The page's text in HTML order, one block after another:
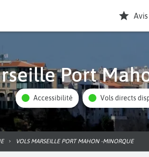
Avis
Port
Accessibilité Vols directs
VOLS MARSEILLE PORT MAHON -MINORQUE